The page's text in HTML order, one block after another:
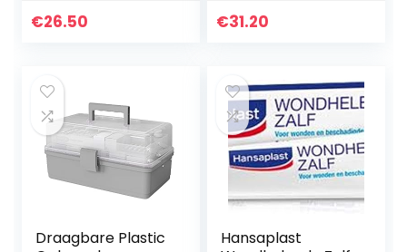
Geschikt voor
€26.50 €31.20
Draagbare Plastic
Hansaplast